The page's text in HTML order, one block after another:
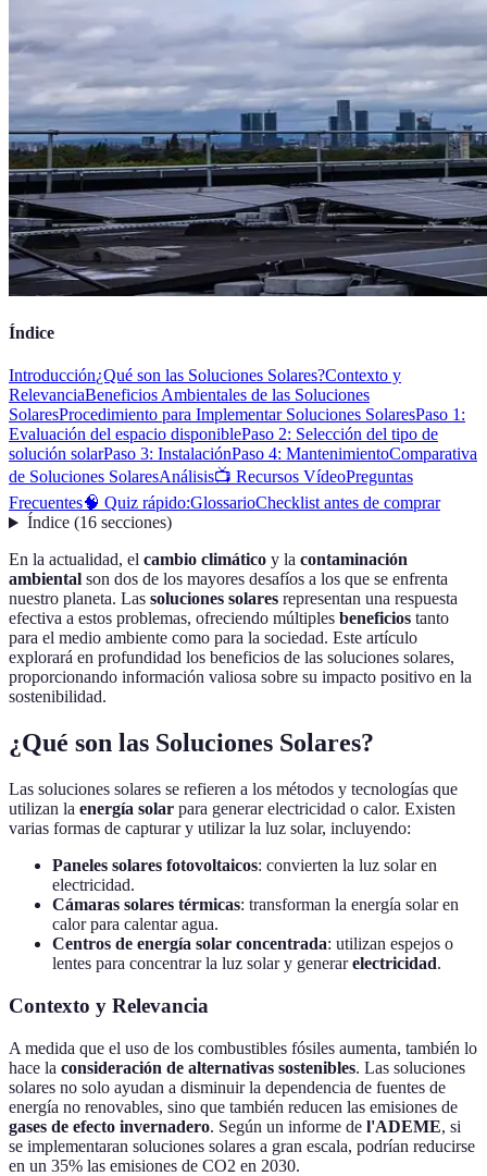
Índice
Introducción¿Qué son las Soluciones Solares?Contexto y
RelevanciaBeneficios Ambientales de las Soluciones
SolaresProcedimiento para Implementar Soluciones SolaresPaso 1:
Evaluación del espacio disponiblePaso 2: Selección del tipo de
solución solarPaso 3: InstalaciónPaso 4: MantenimientoComparativa
de Soluciones SolaresAnálisis📺 Recursos VídeoPreguntas
Frecuentes🧠 Quiz rápido:GlossarioChecklist antes de comprar
Índice(16 secciones)
En la actualidad, el cambio climático y la contaminación
ambiental son dos de los mayores desafíos a los que se enfrenta
nuestro planeta. Las soluciones solares representan una respuesta
efectiva a estos problemas, ofreciendo múltiples beneficios tanto
para el medio ambiente como para la sociedad. Este artículo
explorará en profundidad los beneficios de las soluciones solares,
proporcionando información valiosa sobre su impacto positivo en la
sostenibilidad.
¿Qué son las Soluciones Solares?
Las soluciones solares se refieren a los métodos y tecnologías que
utilizan la energía solar para generar electricidad o calor. Existen
varias formas de capturar y utilizar la luz solar, incluyendo:
Paneles solares fotovoltaicos: convierten la luz solar en
electricidad.
Cámaras solares térmicas: transforman la energía solar en
calor para calentar agua.
Centros de energía solar concentrada: utilizan espejos o
lentes para concentrar la luz solar y generarelectricidad.
Contexto y Relevancia
A medida que el uso de los combustibles fósiles aumenta, también lo
hace la consideración de alternativas sostenibles. Las soluciones
solares no solo ayudan a disminuir la dependencia de fuentes de
energía no renovables, sino que también reducen las emisiones de
gases de efecto invernadero. Según un informe de l'ADEME, si
se implementaran soluciones solares a gran escala, podrían reducirse
en un 35% las emisiones de CO2 en 2030.